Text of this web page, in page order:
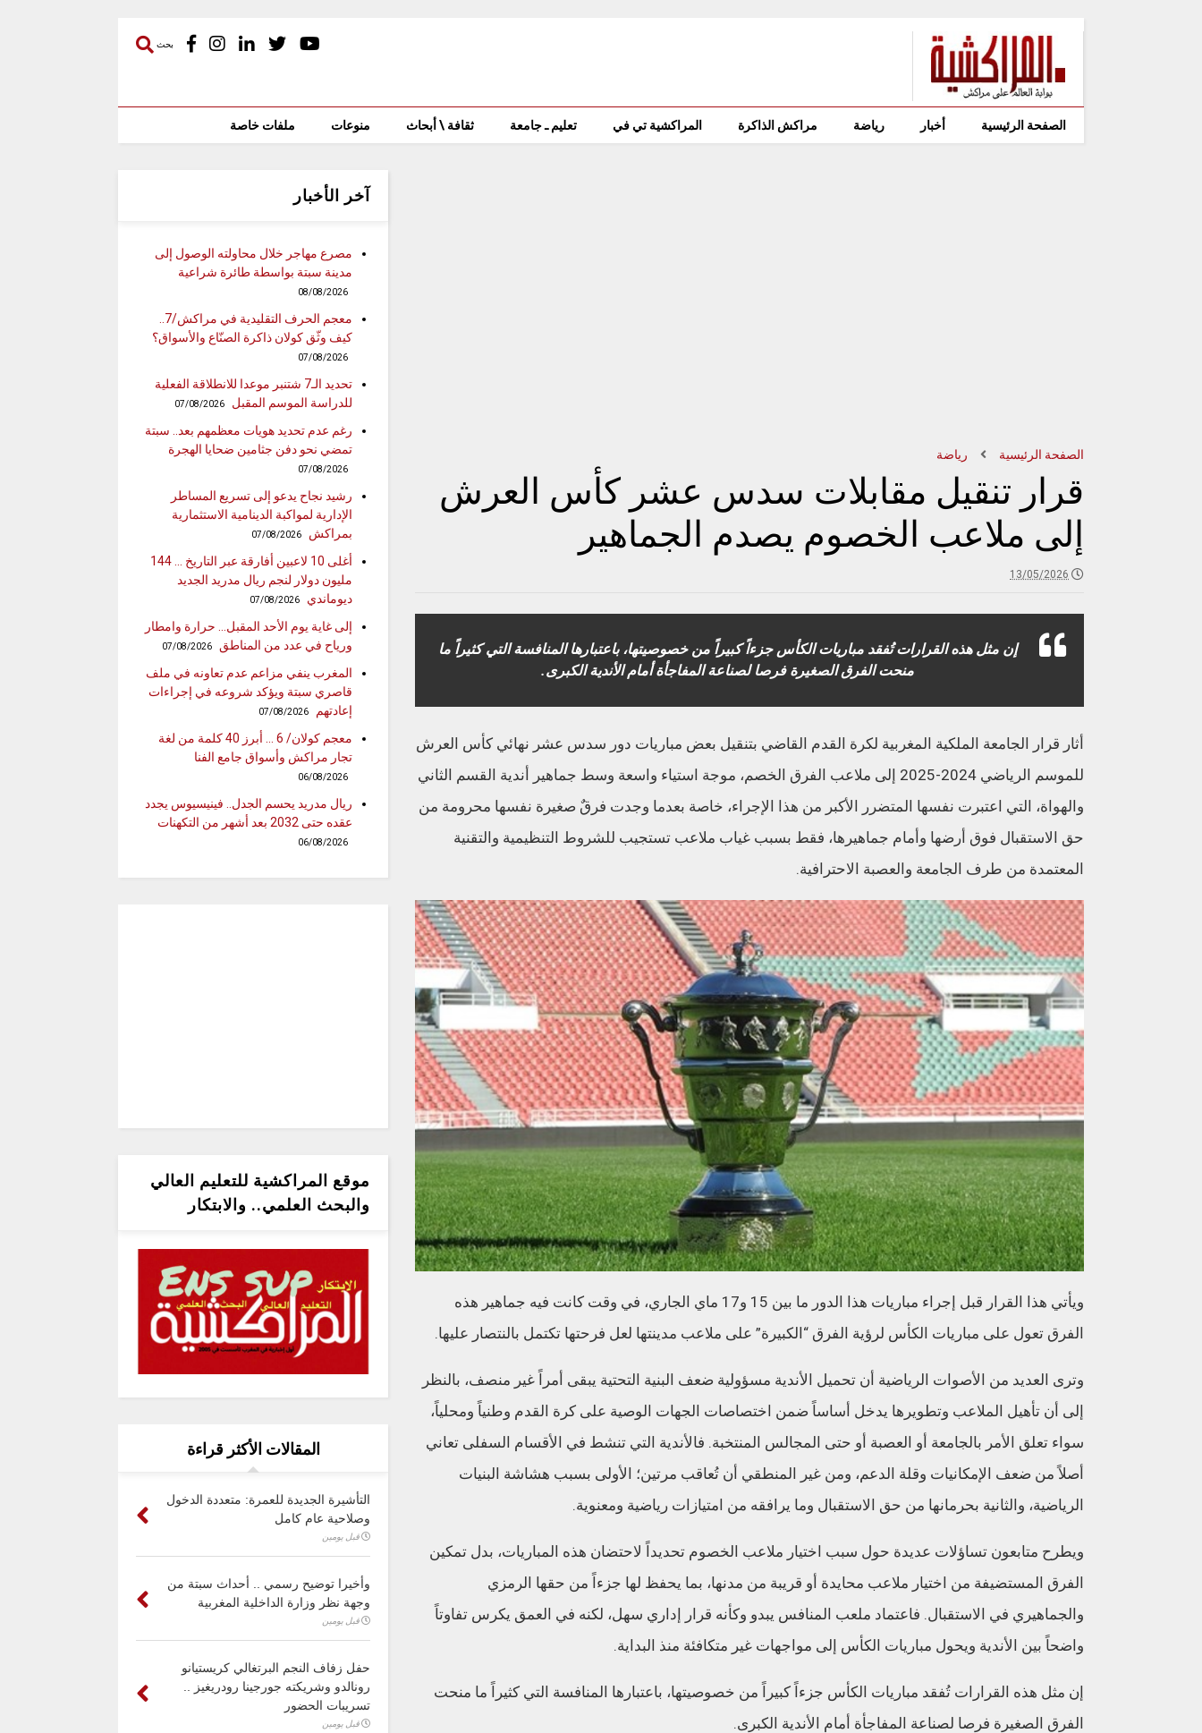
بحث
الصفحة الرئيسية أخبار رياضة مراكش الذاكرة المراكشية تي في تعليم ـ جامعة ثقافة \ أبحاث منوعات ملفات خاصة
الصفحة الرئيسية رياضة
قرار تنقيل مقابلات سدس عشر كأس العرش
إلى ملاعب الخصوم يصدم الجماهير
13/05/2026
إن مثل هذه القرارات تُفقد مباريات الكأس جزءاً كبيراً من خصوصيتها، باعتبارها المنافسة التي كثيراً ما
منحت الفرق الصغيرة فرصا لصناعة المفاجأة أمام الأندية الكبرى.
أثار قرار الجامعة الملكية المغربية لكرة القدم القاضي بتنقيل بعض مباريات دور سدس عشر نهائي كأس العرش
للموسم الرياضي 2024-2025 إلى ملاعب الفرق الخصم، موجة استياء واسعة وسط جماهير أندية القسم الثاني
والهواة، التي اعتبرت نفسها المتضرر الأكبر من هذا الإجراء، خاصة بعدما وجدت فرقٌ صغيرة نفسها محرومة من
حق الاستقبال فوق أرضها وأمام جماهيرها، فقط بسبب غياب ملاعب تستجيب للشروط التنظيمية والتقنية
المعتمدة من طرف الجامعة والعصبة الاحترافية.
ويأتي هذا القرار قبل إجراء مباريات هذا الدور ما بين 15 و17 ماي الجاري، في وقت كانت فيه جماهير هذه
الفرق تعول على مباريات الكأس لرؤية الفرق “الكبيرة” على ملاعب مدينتها لعل فرحتها تكتمل بالنتصار عليها.
وترى العديد من الأصوات الرياضية أن تحميل الأندية مسؤولية ضعف البنية التحتية يبقى أمراً غير منصف، بالنظر
إلى أن تأهيل الملاعب وتطويرها يدخل أساساً ضمن اختصاصات الجهات الوصية على كرة القدم وطنياً ومحلياً،
سواء تعلق الأمر بالجامعة أو العصبة أو حتى المجالس المنتخبة. فالأندية التي تنشط في الأقسام السفلى تعاني
أصلاً من ضعف الإمكانيات وقلة الدعم، ومن غير المنطقي أن تُعاقب مرتين؛ الأولى بسبب هشاشة البنيات
الرياضية، والثانية بحرمانها من حق الاستقبال وما يرافقه من امتيازات رياضية ومعنوية.
ويطرح متابعون تساؤلات عديدة حول سبب اختيار ملاعب الخصوم تحديداً لاحتضان هذه المباريات، بدل تمكين
الفرق المستضيفة من اختيار ملاعب محايدة أو قريبة من مدنها، بما يحفظ لها جزءاً من حقها الرمزي
والجماهيري في الاستقبال. فاعتماد ملعب المنافس يبدو وكأنه قرار إداري سهل، لكنه في العمق يكرس تفاوتاً
واضحاً بين الأندية ويحول مباريات الكأس إلى مواجهات غير متكافئة منذ البداية.
إن مثل هذه القرارات تُفقد مباريات الكأس جزءاً كبيراً من خصوصيتها، باعتبارها المنافسة التي كثيراً ما منحت
الفرق الصغيرة فرصا لصناعة المفاجأة أمام الأندية الكبرى.
آخر الأخبار
مصرع مهاجر خلال محاولته الوصول إلى
مدينة سبتة بواسطة طائرة شراعية
08/08/2026
معجم الحرف التقليدية في مراكش/7..
كيف وثّق كولان ذاكرة الصنّاع والأسواق؟
07/08/2026
تحديد الـ7 شتنبر موعدا للانطلاقة الفعلية
للدراسة الموسم المقبل
07/08/2026
رغم عدم تحديد هويات معظمهم بعد.. سبتة
تمضي نحو دفن جثامين ضحايا الهجرة
07/08/2026
رشيد نجاح يدعو إلى تسريع المساطر
الإدارية لمواكبة الدينامية الاستثمارية
بمراكش
07/08/2026
أغلى 10 لاعبين أفارقة عبر التاريخ … 144
مليون دولار لنجم ريال مدريد الجديد
ديوماندي
07/08/2026
إلى غاية يوم الأحد المقبل… حرارة وامطار
ورياح في عدد من المناطق
07/08/2026
المغرب ينفي مزاعم عدم تعاونه في ملف
قاصري سبتة ويؤكد شروعه في إجراءات
إعادتهم
07/08/2026
معجم كولان/ 6 … أبرز 40 كلمة من لغة
تجار مراكش وأسواق جامع الفنا
06/08/2026
ريال مدريد يحسم الجدل.. فينيسيوس يجدد
عقده حتى 2032 بعد أشهر من التكهنات
06/08/2026
موقع المراكشية للتعليم العالي
والبحث العلمي.. والابتكار
المقالات الأكثر قراءة
التأشيرة الجديدة للعمرة: متعددة الدخول
وصلاحية عام كامل
قبل يومين
وأخيرا توضيح رسمي .. أحداث سبتة من
وجهة نظر وزارة الداخلية المغربية
قبل يومين
حفل زفاف النجم البرتغالي كريستيانو
رونالدو وشريكته جورجينا رودريغيز ..
تسريبات الحضور
قبل يومين